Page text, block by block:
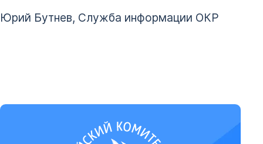
Юрий Бутнев, Служба информации ОКР